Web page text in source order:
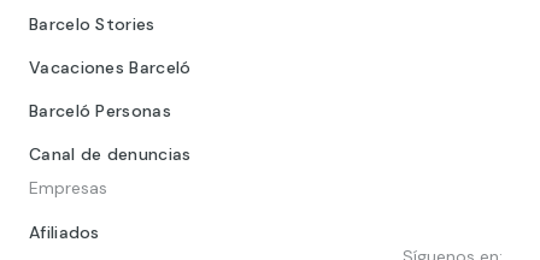
Barcelo Stories
Vacaciones Barceló
Barceló Personas
Canal de denuncias
Empresas
Afiliados